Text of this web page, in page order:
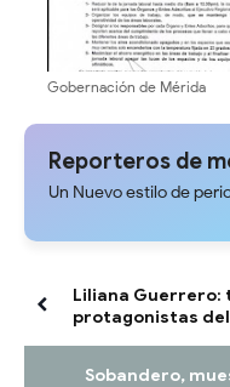
Gobernación de Mérida
especial de medio día por
Reporteros de
Un Nuevo estilo de
Liliana Guerrero:
protagonistas
Sobandero,